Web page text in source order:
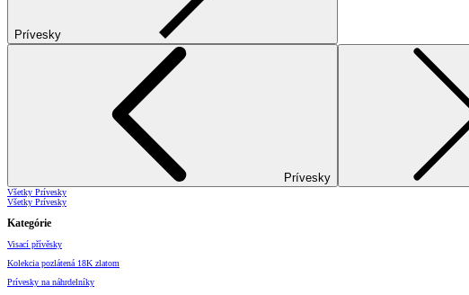
Prívesky
Prívesky
Všetky Prívesky
Všetky Prívesky
Kategórie
Visací přívěsky
Kolekcia pozlátená 18K zlatom
Prívesky na náhrdelníky